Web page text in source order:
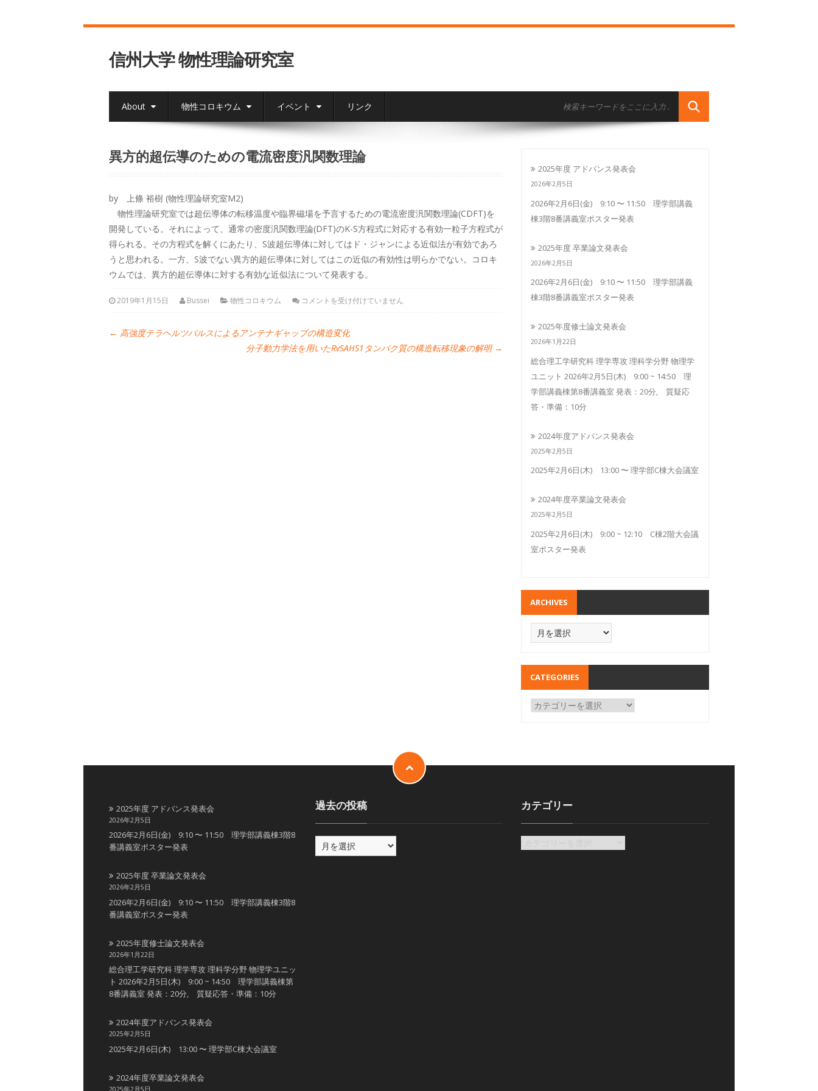
信州大学 物性理論研究室
About 物性コロキウム イベント リンク
異方的超伝導のための電流密度汎関数理論
by 上條 裕樹 (物性理論研究室M2)
物性理論研究室では超伝導体の転移温度や臨界磁場を予言するための電流密度汎関数理論(CDFT)を
開発している。それによって、通常の密度汎関数理論(DFT)のK-S方程式に対応する有効一粒子方程式が
得られる。その方程式を解くにあたり、S波超伝導体に対してはド・ジャンによる近似法が有効であろ
うと思われる。一方、S波でない異方的超伝導体に対してはこの近似の有効性は明らかでない。コロキ
ウムでは、異方的超伝導体に対する有効な近似法について発表する。
2019年1月15日 Bussei 物性コロキウム コメントを受け付けていません
← 高強度テラヘルツパルスによるアンテナギャップの構造変化
分子動力学法を用いたRvSAHS1タンパク質の構造転移現象の解明 →
2025年度 アドバンス発表会
2026年2月5日
2026年2月6日(金) 9:10 〜 11:50 理学部講義
棟3階8番講義室ポスター発表
2025年度 卒業論文発表会
2026年2月5日
2026年2月6日(金) 9:10 〜 11:50 理学部講義
棟3階8番講義室ポスター発表
2025年度修士論文発表会
2026年1月22日
総合理工学研究科 理学専攻 理科学分野 物理学
ユニット 2026年2月5日(木) 9:00 ~ 14:50 理
学部講義棟第8番講義室 発表：20分, 質疑応
答・準備：10分
2024年度アドバンス発表会
2025年2月5日
2025年2月6日(木) 13:00 〜 理学部C棟大会議室
2024年度卒業論文発表会
2025年2月5日
2025年2月6日(木) 9:00 ~ 12:10 C棟2階大会議
室ポスター発表
ARCHIVES
CATEGORIES
2025年度 アドバンス発表会
2026年2月5日
2026年2月6日(金) 9:10 〜 11:50 理学部講義棟3階8
番講義室ポスター発表
2025年度 卒業論文発表会
2026年2月5日
2026年2月6日(金) 9:10 〜 11:50 理学部講義棟3階8
番講義室ポスター発表
2025年度修士論文発表会
2026年1月22日
総合理工学研究科 理学専攻 理科学分野 物理学ユニッ
ト 2026年2月5日(木) 9:00 ~ 14:50 理学部講義棟第
8番講義室 発表：20分, 質疑応答・準備：10分
2024年度アドバンス発表会
2025年2月5日
2025年2月6日(木) 13:00 〜 理学部C棟大会議室
2024年度卒業論文発表会
2025年2月5日
過去の投稿 カテゴリー